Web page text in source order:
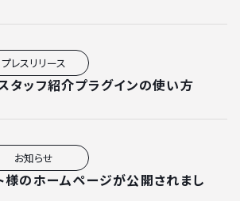
プレスリリース
ッフ紹介プラグインの使い方
お知らせ
様のホームページが公開されまし